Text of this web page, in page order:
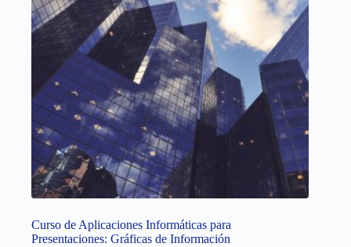
Curso de Aplicaciones Informáticas para
Presentaciones: Gráficas de Información